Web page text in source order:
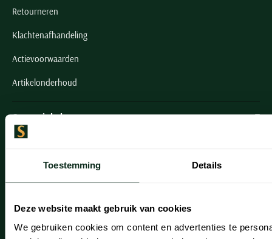
Toestemming Details
Deze website maakt gebruik van cookies
We gebruiken cookies om content en advertenties te
Retourneren
Klachtenafhandeling
Actievoorwaarden
Artikelonderhoud
Onze winkels
Heemstede
Leiderdorp